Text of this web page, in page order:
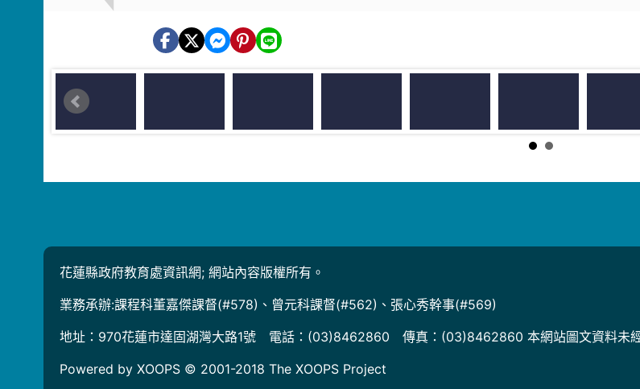
花蓮縣政府教育處資訊網; 網站內容版權所有。
業務承辦:課程科董嘉傑課督(#578)、曾元科課督(#562)、張心秀幹事(#569)
地址：970花蓮市達固湖灣大路1號 電話：(03)8462860 傳真：(03)8462860 本網站圖文資料未經
Powered by XOOPS © 2001-2018 The XOOPS Project